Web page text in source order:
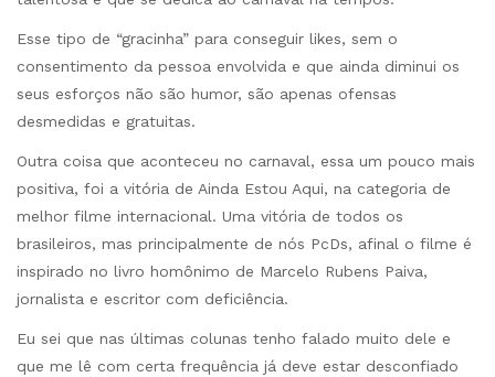
Esse tipo de “gracinha” para conseguir likes, sem o
consentimento da pessoa envolvida e que ainda diminui os
seus esforços não são humor, são apenas ofensas
desmedidas e gratuitas.
Outra coisa que aconteceu no carnaval, essa um pouco mais
positiva, foi a vitória de Ainda Estou Aqui, na categoria de
melhor filme internacional. Uma vitória de todos os
brasileiros, mas principalmente de nós PcDs, afinal o filme é
inspirado no livro homônimo de Marcelo Rubens Paiva,
jornalista e escritor com deficiência.
Eu sei que nas últimas colunas tenho falado muito dele e
que me lê com certa frequência já deve estar desconfiado